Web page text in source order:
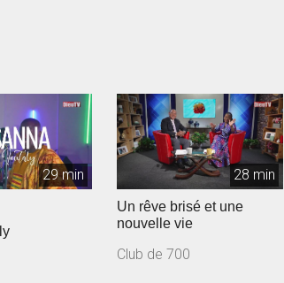
29 min 28 min
Un rêve brisé et une
nouvelle vie
Club de 700